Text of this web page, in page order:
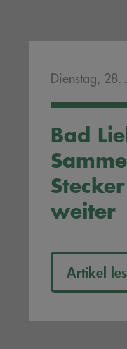
Dienstag, 28.
Bad
weiter
Artikel